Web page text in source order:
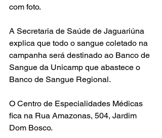
com foto.
A Secretaria de Saúde de Jaguariúna
explica que todo o sangue coletado na
campanha será destinado ao Banco de
Sangue da Unicamp que abastece o
Banco de Sangue Regional.
O Centro de Especialidades Médicas
fica na Rua Amazonas, 504, Jardim
Dom Bosco.